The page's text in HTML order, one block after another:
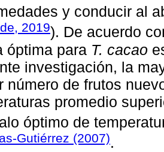
y conducir al
2019). De acuerdo
óptima para T. cacao
investigación, la
número de frutos
promedio
óptimo de
Gutiérrez (2007).